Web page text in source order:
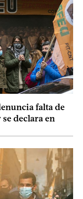
falta de
declara en